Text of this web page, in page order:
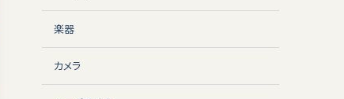
楽器
カメラ